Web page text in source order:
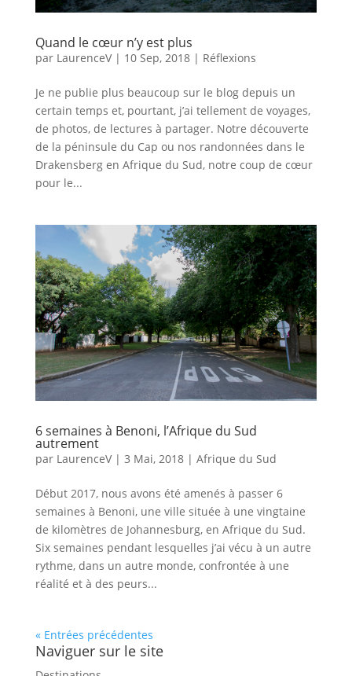
Quand le cœur n’y est plus
par LaurenceV| 10 Sep, 2018| Réflexions
Je ne publie plus beaucoup sur le blog depuis un
certain temps et, pourtant, j’ai tellement de voyages,
de photos, de lectures à partager. Notre découverte
de la péninsule du Cap ou nos randonnées dans le
Drakensberg en Afrique du Sud, notre coup de cœur
pour le...
6 semaines à Benoni, l’Afrique du Sud
autrement
par LaurenceV| 3 Mai, 2018| Afrique du Sud
Début 2017, nous avons été amenés à passer 6
semaines à Benoni, une ville située à une vingtaine
de kilomètres de Johannesburg, en Afrique du Sud.
Six semaines pendant lesquelles j’ai vécu à un autre
rythme, dans un autre monde, confrontée à une
réalité et à des peurs...
« Entrées précédentes
Naviguer sur le site